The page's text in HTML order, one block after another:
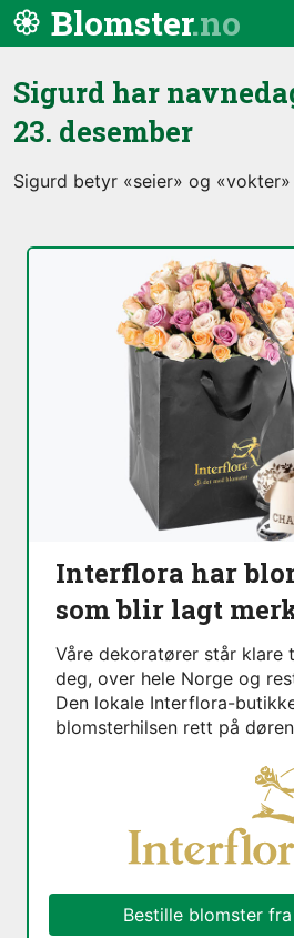
Hopp til innhold
Blomster
Sigurd har
23. desember
Sigurd betyr «seier» og «vokter»
Interflora har
som blir lagt
Våre dekoratører står klare
deg, over hele Norge og
Den lokale Interflora-
blomsterhilsen rett på
Bestille blomster